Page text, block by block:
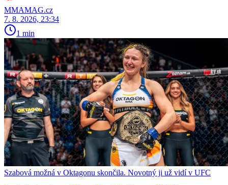
MMAMAG.cz
7. 8. 2026, 23:34
1 min
Szabová možná v Oktagonu skončila. Novotný ji už vidí v UFC